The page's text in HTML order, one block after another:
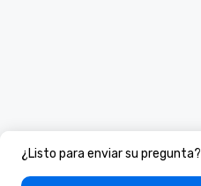
¿Listo para enviar su pregunta?